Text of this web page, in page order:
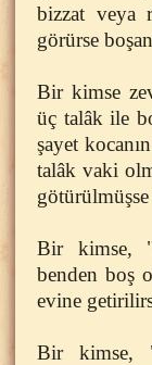
bizzat veya
görürse
Bir kimse
üç talâk ile
şayet
talâk vaki
Bir kimse,
benden boş
evine
Bir kimse,